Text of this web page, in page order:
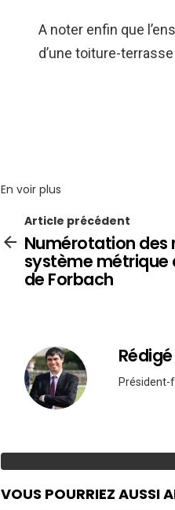
A noter enfin que
d’une toiture-
En voir plus
Article précédent
Numérotation des
système métrique
de Forbach
Président-
VOUS POURRIEZ AUSSI